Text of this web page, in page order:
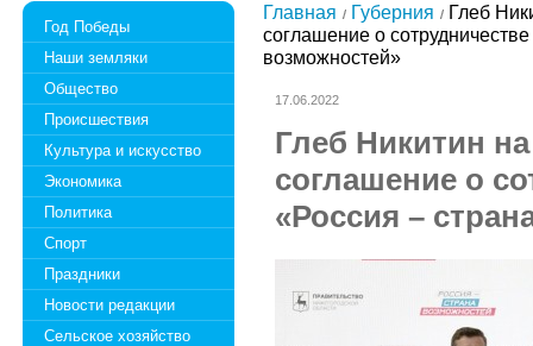
Год Победы
Наши земляки
Общество
Происшествия
Культура и искусство
Экономика
Политика
Спорт
Праздники
Новости редакции
Сельское хозяйство
Главная Губерния
Глеб
соглашение о
возможностей»
17.06.2022
Глеб Никитин
соглашение о
«Россия –